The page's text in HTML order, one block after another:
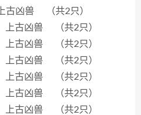
古凶兽 （共2只）
古凶兽 （共2只）
古凶兽 （共2只）
古凶兽 （共2只）
古凶兽 （共2只）
古凶兽 （共2只）
古凶兽 （共2只）